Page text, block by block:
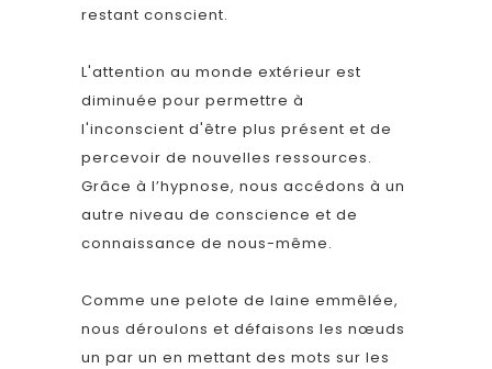
restant conscient.
L'attention au monde extérieur est
diminuée pour permettre à
l'inconscient d'être plus présent et de
percevoir de nouvelles ressources.
Grâce à l’hypnose, nous accédons à un
autre niveau de conscience et de
connaissance de nous-même.
Comme une pelote de laine emmêlée,
nous déroulons et défaisons les nœuds
un par un en mettant des mots sur les